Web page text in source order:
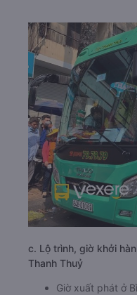
c. Lộ trình, giờ khởi
Thanh Thuỷ
Giờ xuất phát ở